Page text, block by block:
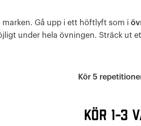
marken. Gå upp i ett höftlyft som i
under hela övningen. Sträck ut
Kör 5
Kör 1-3